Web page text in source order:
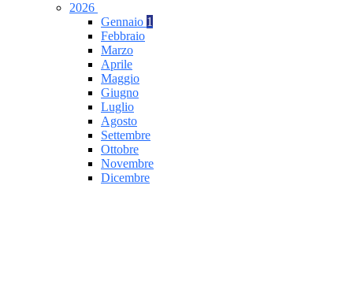
2026
Gennaio 1
Febbraio
Marzo
Aprile
Maggio
Giugno
Luglio
Agosto
Settembre
Ottobre
Novembre
Dicembre